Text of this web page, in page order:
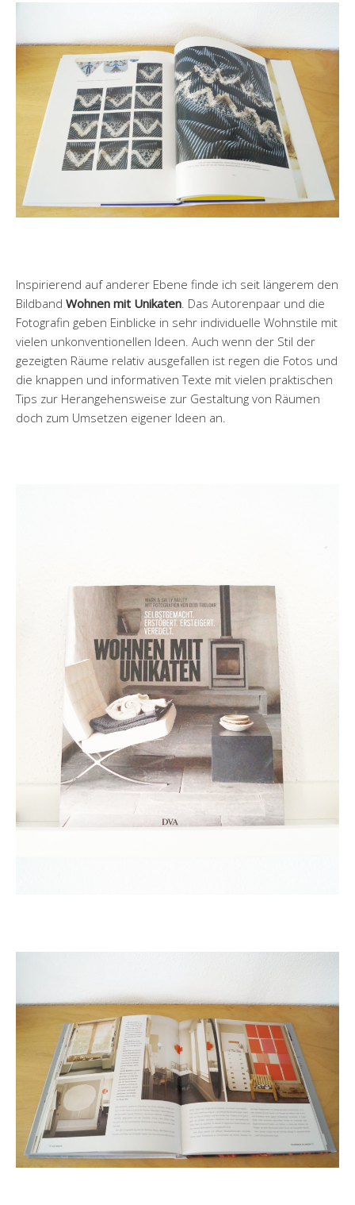
Inspirierend auf anderer Ebene finde ich seit längerem den
Bildband Wohnen mit Unikaten. Das Autorenpaar und die
Fotografin geben Einblicke in sehr individuelle Wohnstile mit
vielen unkonventionellen Ideen. Auch wenn der Stil der
gezeigten Räume relativ ausgefallen ist regen die Fotos und
die knappen und informativen Texte mit vielen praktischen
Tips zur Herangehensweise zur Gestaltung von Räumen
doch zum Umsetzen eigener Ideen an.